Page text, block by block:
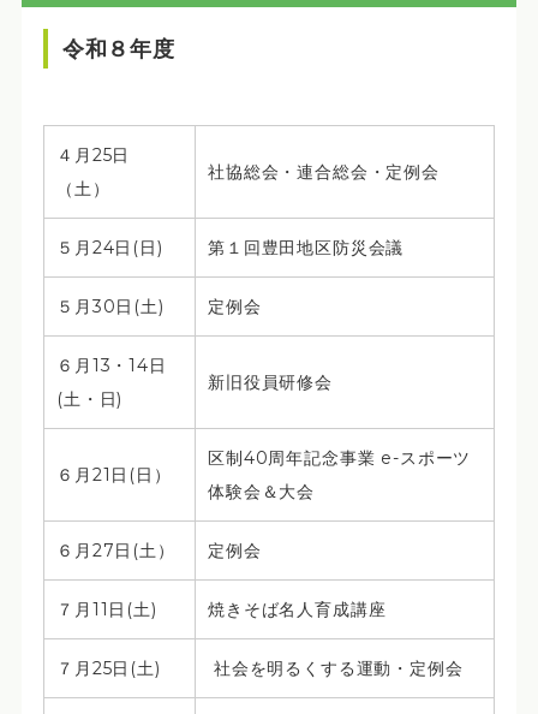
令和８年度
４月25日
（土）
社協総会・連合総会・定例会
５月24日(日) 第１回豊田地区防災会議
５月30日(土) 定例会
６月13・14日
(土・日)
新旧役員研修会
６月21日(日）
区制40周年記念事業 e-スポーツ
体験会＆大会
６月27日(土） 定例会
７月11日(土) 焼きそば名人育成講座
７月25日(土) 社会を明るくする運動・定例会